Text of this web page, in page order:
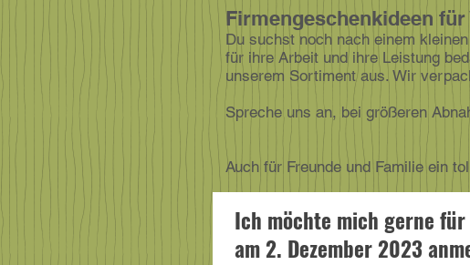
Firmengeschenkideen für
Du suchst noch nach einem
für ihre Arbeit und ihre Leistung
unserem Sortiment aus. Wir
Spreche uns an, bei größeren
Auch für Freunde und Familie ein
Ich möchte mich gerne
am 2. Dezember 2023